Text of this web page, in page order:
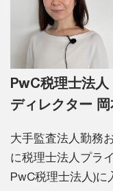
PwC税理士法人
ディレクター
大手監査法人勤務
に税理士法人プラ
PwC税理士法人)に